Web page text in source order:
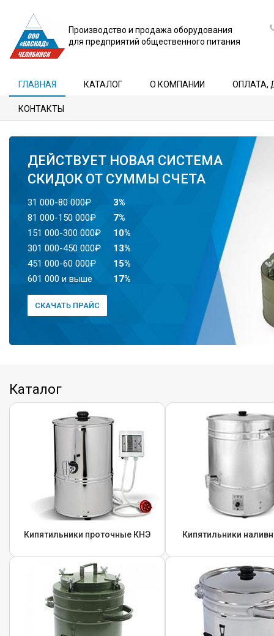
Производство и продажа оборудования
для предприятий общественного питания
ГЛАВНАЯ КАТАЛОГ О КОМПАНИИ ОПЛАТА,
КОНТАКТЫ
ДЕЙСТВУЕТ НОВАЯ СИСТЕМА
СКИДОК ОТ СУММЫ СЧЕТА
31 000-80 000₽
3%
81 000-150 000₽
7%
151 000-300 000₽
10%
301 000-450 000₽
13%
451 000-60 000₽
15%
601 000 и выше
17%
СКАЧАТЬ ПРАЙС
Каталог
Кипятильники проточные КНЭ Кипятильники